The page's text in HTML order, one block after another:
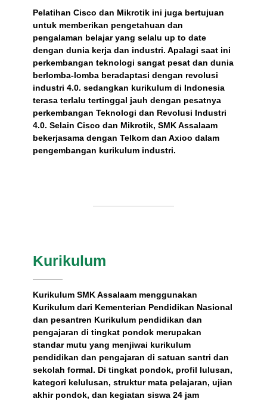
Pelatihan Cisco dan Mikrotik ini juga bertujuan
untuk memberikan pengetahuan dan
pengalaman belajar yang selalu up to date
dengan dunia kerja dan industri. Apalagi saat ini
perkembangan teknologi sangat pesat dan dunia
berlomba-lomba beradaptasi dengan revolusi
industri 4.0. sedangkan kurikulum di Indonesia
terasa terlalu tertinggal jauh dengan pesatnya
perkembangan Teknologi dan Revolusi Industri
4.0. Selain Cisco dan Mikrotik, SMK Assalaam
bekerjasama dengan Telkom dan Axioo dalam
pengembangan kurikulum industri.
Kurikulum
Kurikulum SMK Assalaam menggunakan
Kurikulum dari Kementerian Pendidikan Nasional
dan pesantren Kurikulum pendidikan dan
pengajaran di tingkat pondok merupakan
standar mutu yang menjiwai kurikulum
pendidikan dan pengajaran di satuan santri dan
sekolah formal. Di tingkat pondok, profil lulusan,
kategori kelulusan, struktur mata pelajaran, ujian
akhir pondok, dan kegiatan siswa 24 jam